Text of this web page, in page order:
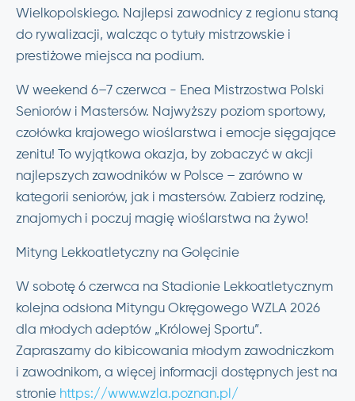
Wielkopolskiego. Najlepsi zawodnicy z regionu staną
do rywalizacji, walcząc o tytuły mistrzowskie i
prestiżowe miejsca na podium.
W weekend 6–7 czerwca - Enea Mistrzostwa Polski
Seniorów i Mastersów. Najwyższy poziom sportowy,
czołówka krajowego wioślarstwa i emocje sięgające
zenitu! To wyjątkowa okazja, by zobaczyć w akcji
najlepszych zawodników w Polsce – zarówno w
kategorii seniorów, jak i mastersów. Zabierz rodzinę,
znajomych i poczuj magię wioślarstwa na żywo!
Mityng Lekkoatletyczny na Golęcinie
W sobotę 6 czerwca na Stadionie Lekkoatletycznym
kolejna odsłona Mityngu Okręgowego WZLA 2026
dla młodych adeptów „Królowej Sportu”.
Zapraszamy do kibicowania młodym zawodniczkom
i zawodnikom, a więcej informacji dostępnych jest na
stronie https://www.wzla.poznan.pl/